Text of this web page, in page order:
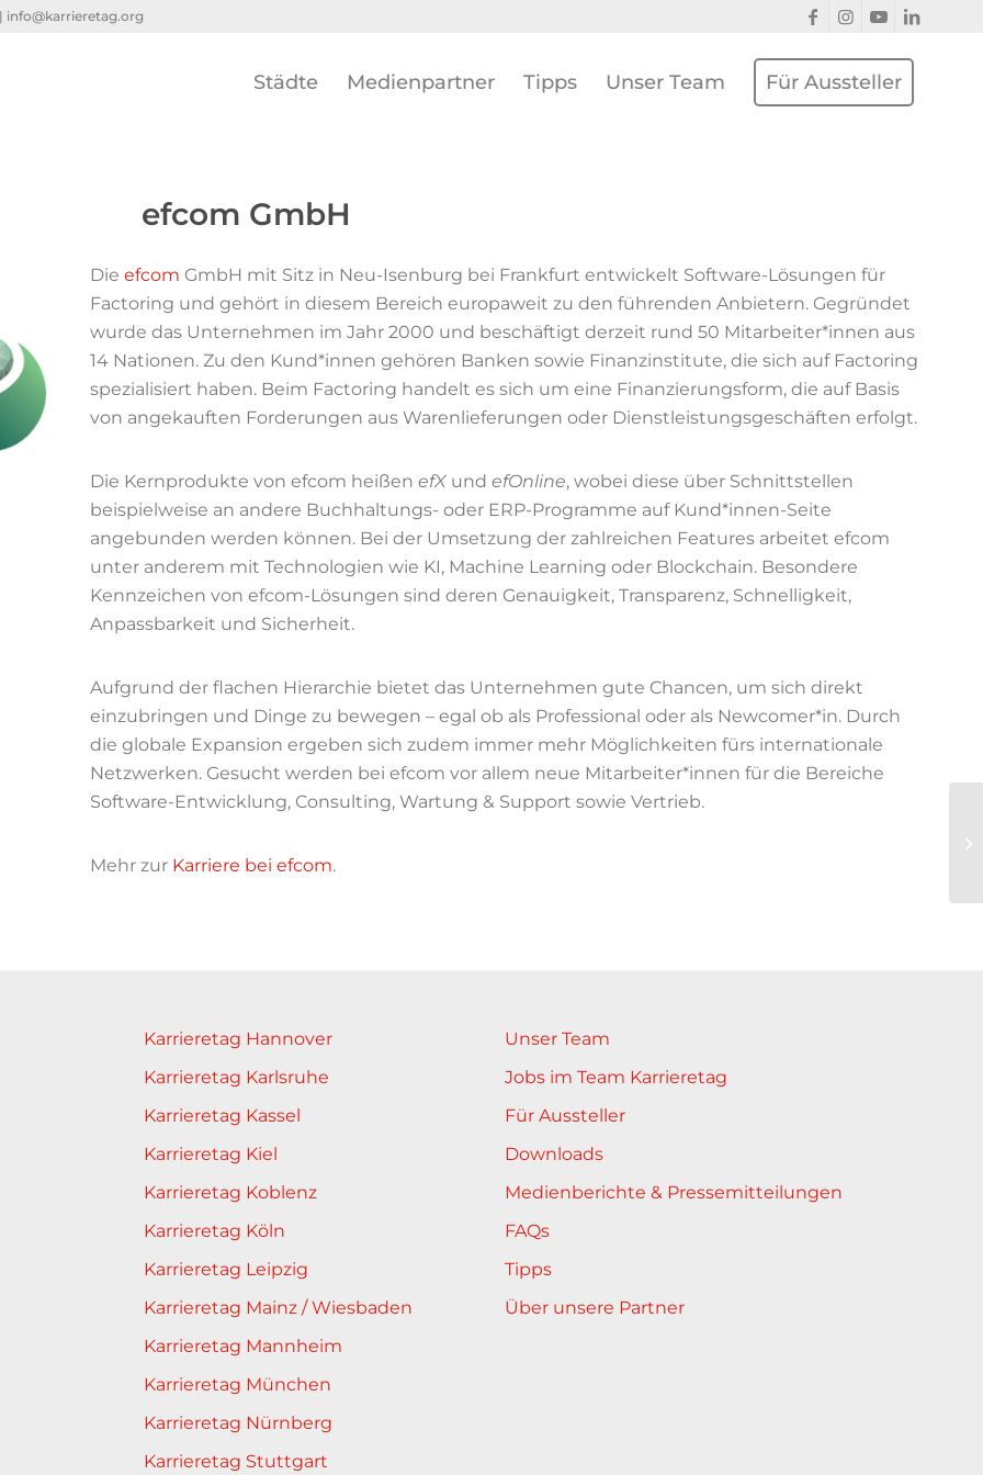
info@karrieretag.org
Städte Medienpartner Tipps Unser Team Für Aussteller
efcom GmbH
Die efcom GmbH mit Sitz in Neu-Isenburg bei Frankfurt entwickelt Software-Lösungen für
Factoring und gehört in diesem Bereich europaweit zu den führenden Anbietern. Gegründet
wurde das Unternehmen im Jahr 2000 und beschäftigt derzeit rund 50 Mitarbeiter*innen aus
14 Nationen. Zu den Kund*innen gehören Banken sowie Finanzinstitute, die sich auf Factoring
spezialisiert haben. Beim Factoring handelt es sich um eine Finanzierungsform, die auf Basis
von angekauften Forderungen aus Warenlieferungen oder Dienstleistungsgeschäften erfolgt.
Die Kernprodukte von efcom heißen efX und efOnline, wobei diese über Schnittstellen
beispielweise an andere Buchhaltungs- oder ERP-Programme auf Kund*innen-Seite
angebunden werden können. Bei der Umsetzung der zahlreichen Features arbeitet efcom
unter anderem mit Technologien wie KI, Machine Learning oder Blockchain. Besondere
Kennzeichen von efcom-Lösungen sind deren Genauigkeit, Transparenz, Schnelligkeit,
Anpassbarkeit und Sicherheit.
Aufgrund der flachen Hierarchie bietet das Unternehmen gute Chancen, um sich direkt
einzubringen und Dinge zu bewegen – egal ob als Professional oder als Newcomer*in. Durch
die globale Expansion ergeben sich zudem immer mehr Möglichkeiten fürs internationale
Netzwerken. Gesucht werden bei efcom vor allem neue Mitarbeiter*innen für die Bereiche
Software-Entwicklung, Consulting, Wartung & Support sowie Vertrieb.
Mehr zur Karriere bei efcom.
Karrieretag Hannover
Karrieretag Karlsruhe
Karrieretag Kassel
Karrieretag Kiel
Karrieretag Koblenz
Karrieretag Köln
Karrieretag Leipzig
Karrieretag Mainz / Wiesbaden
Karrieretag Mannheim
Karrieretag München
Karrieretag Nürnberg
Karrieretag Stuttgart
Unser Team
Jobs im Team Karrieretag
Für Aussteller
Downloads
Medienberichte & Pressemitteilungen
FAQs
Tipps
Über unsere Partner